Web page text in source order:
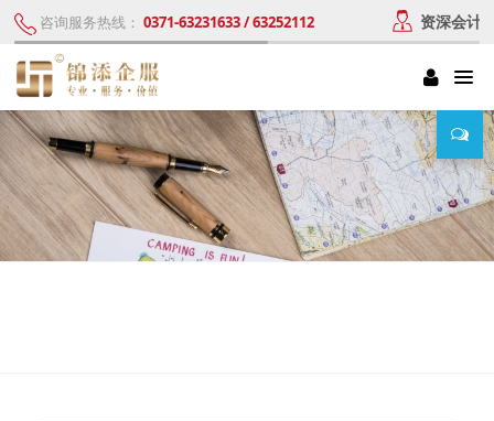
咨询服务热线： 0371-63231633 / 63252112 资深会计